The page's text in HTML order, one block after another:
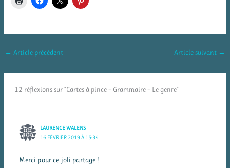
← Article précédent Article suivant →
12 réflexions sur “Cartes à pince – Grammaire – Le genre”
LAURENCE WALENS
16 FÉVRIER 2019 À 15:34
Merci pour ce joli partage !